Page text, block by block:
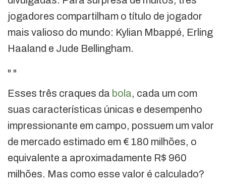
jogadores compartilham o título de jogador
mais valioso do mundo: Kylian Mbappé, Erling
Haaland e Jude Bellingham.
" "
Esses três craques da bola, cada um com
suas características únicas e desempenho
impressionante em campo, possuem um valor
de mercado estimado em € 180 milhões, o
equivalente a aproximadamente R$ 960
milhões. Mas como esse valor é calculado?